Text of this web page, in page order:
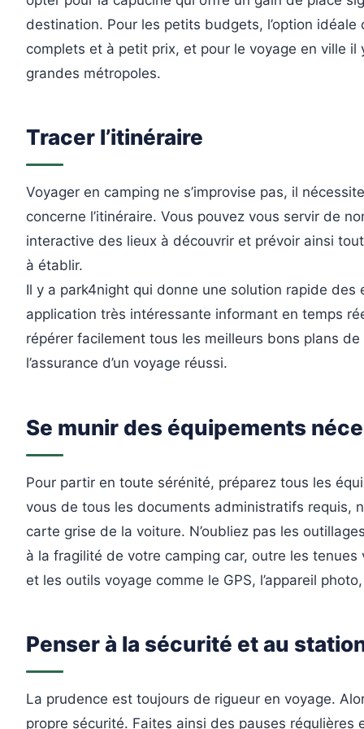
destination. Pour les petits budgets, l’option
complets et à petit prix, et pour le voyage en ville
grandes métropoles.
Tracer l’itinéraire
Voyager en camping ne s’improvise pas, il
concerne l’itinéraire. Vous pouvez vous servir de
interactive des lieux à découvrir et prévoir ainsi
à établir.
Il y a park4night qui donne une solution rapide
application très intéressante informant en temps
répérer facilement tous les meilleurs bons plans
l’assurance d’un voyage réussi.
Se munir des équipements
Pour partir en toute sérénité, préparez tous les
vous de tous les documents administratifs requis,
carte grise de la voiture. N’oubliez pas les
à la fragilité de votre camping car, outre les
et les outils voyage comme le GPS, l’appareil
Penser à la sécurité et au
La prudence est toujours de rigueur en voyage.
propre sécurité. Faites ainsi des pauses